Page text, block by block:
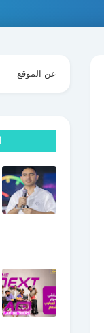
عن الموقع